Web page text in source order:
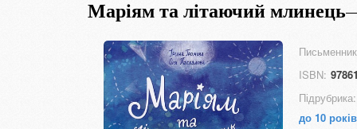
Маріям та літаючий млинець
ISBN:
Підрубрика:
до 10 років